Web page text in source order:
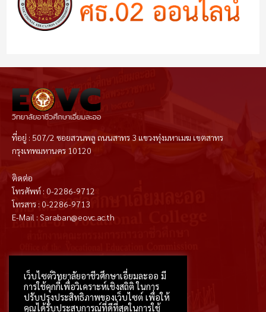
ที่อยู่ : 507/2 ซอยสวนพลู ถนนสาทร 3 แขวงทุ่งมหาเมฆ เขตสาทร
กรุงเทพมหานคร 10120
ติดต่อ
โทรศัพท์ : 0-2286-9712
โทรสาร : 0-2286-9713
E-Mail : Saraban@eovc.ac.th
w a
e
b
o
o
-
r
b
b
l
e
o
u
b
e
i
t
e
r
e
t
e
u
m
เว็บไซต์วิทยาลัยอาชีวศึกษาเอี่ยมละออ มี
การใช้คุกกี้เพื่อวิเคราะห์เชิงสถิติ ในการ
ปรับปรุงประสิทธิภาพของเว็บไซต์ เพื่อให้
คุณได้รับประสบการณ์ที่ดีที่สุดในการใช้